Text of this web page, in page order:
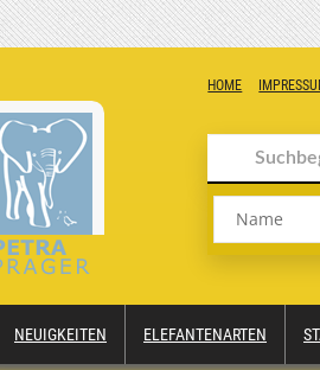
HOME
Name
NEUIGKEITEN ELEFANTENARTEN